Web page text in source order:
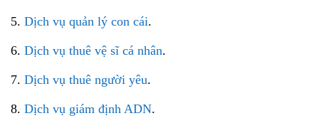
5. Dịch vụ quản lý con cái.
6. Dịch vụ thuê vệ sĩ cá nhân.
7. Dịch vụ thuê người yêu.
8. Dịch vụ giám định ADN.